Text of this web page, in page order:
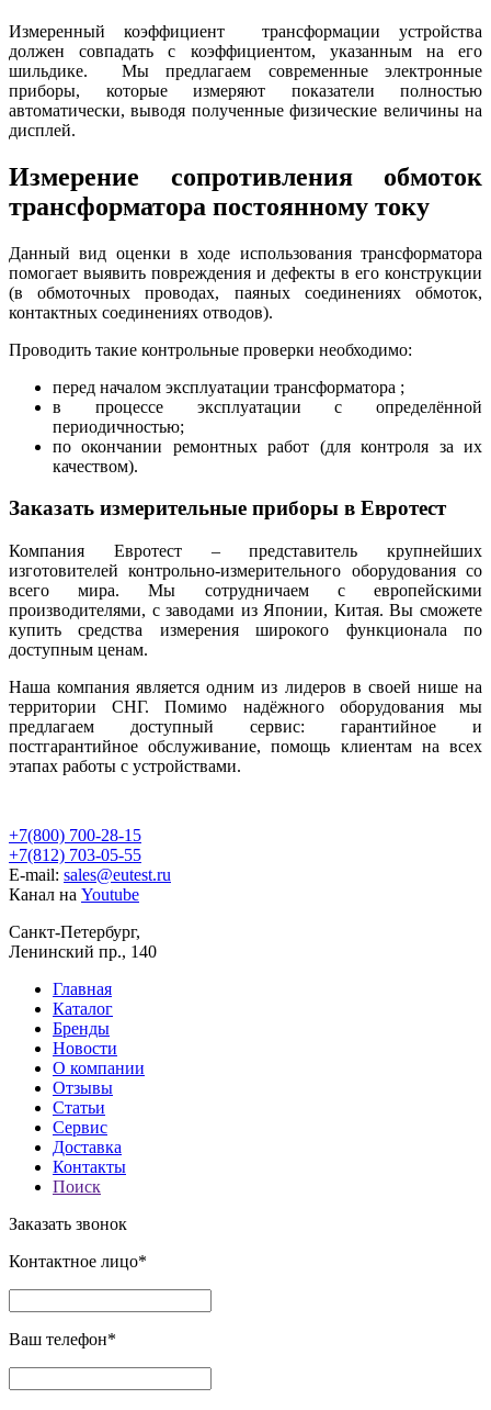
Измеренный коэффициент трансформации устройства
должен совпадать с коэффициентом, указанным на его
шильдике. Мы предлагаем современные электронные
приборы, которые измеряют показатели полностью
автоматически, выводя полученные физические величины на
дисплей.
Измерение сопротивления обмоток
трансформатора постоянному току
Данный вид оценки в ходе использования трансформатора
помогает выявить повреждения и дефекты в его конструкции
(в обмоточных проводах, паяных соединениях обмоток,
контактных соединениях отводов).
Проводить такие контрольные проверки необходимо:
перед началом эксплуатации трансформатора ;
в процессе эксплуатации с определённой
периодичностью;
по окончании ремонтных работ (для контроля за их
качеством).
Заказать измерительные приборы в Евротест
Компания Евротест – представитель крупнейших
изготовителей контрольно-измерительного оборудования со
всего мира. Мы сотрудничаем с европейскими
производителями, с заводами из Японии, Китая. Вы сможете
купить средства измерения широкого функционала по
доступным ценам.
Наша компания является одним из лидеров в своей нише на
территории СНГ. Помимо надёжного оборудования мы
предлагаем доступный сервис: гарантийное и
постгарантийное обслуживание, помощь клиентам на всех
этапах работы с устройствами.
+7(800) 700-28-15
+7(812) 703-05-55
E-mail: sales@eutest.ru
Канал на Youtube
Санкт-Петербург,
Ленинский пр., 140
Главная
Каталог
Бренды
Новости
О компании
Отзывы
Статьи
Сервис
Доставка
Контакты
Поиск
Заказать звонок
Контактное лицо*
Ваш телефон*